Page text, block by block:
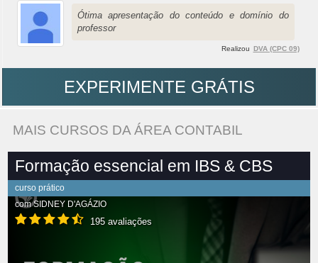
Ótima apresentação do conteúdo e domínio do
professor
Realizou DVA (CPC 09)
EXPERIMENTE GRÁTIS
MAIS CURSOS DA ÁREA CONTABIL
Formação essencial em IBS & CBS
curso prático
comSIDNEY D'AGÁZIO
195 avaliações